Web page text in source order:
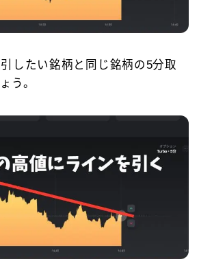
したい銘柄と同じ銘柄の5分取
う。